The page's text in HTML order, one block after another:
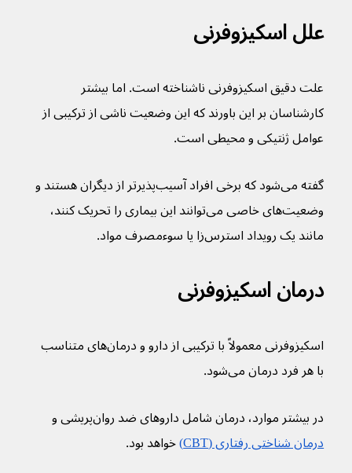
علل اسکیزوفرنی
علت دقیق اسکیزوفرنی ناشناخته است. اما بیشتر
کارشناسان بر این باورند که این وضعیت ناشی از ترکیبی از
عوامل ژنتیکی و محیطی است.
گفته می‌شود که برخی افراد آسیب‌پذیرتر از دیگران هستند و
وضعیت‌های خاصی می‌توانند این بیماری را تحریک کنند،
مانند یک رویداد استرس‌زا یا سوءمصرف مواد.
درمان اسکیزوفرنی
اسکیزوفرنی معمولاً با ترکیبی از دارو و درمان‌های متناسب
با هر فرد درمان می‌شود.
در بیشتر موارد، درمان شامل داروهای ضد روان‌پریشی و
درمان شناختی رفتاری (CBT)
خواهد بود.